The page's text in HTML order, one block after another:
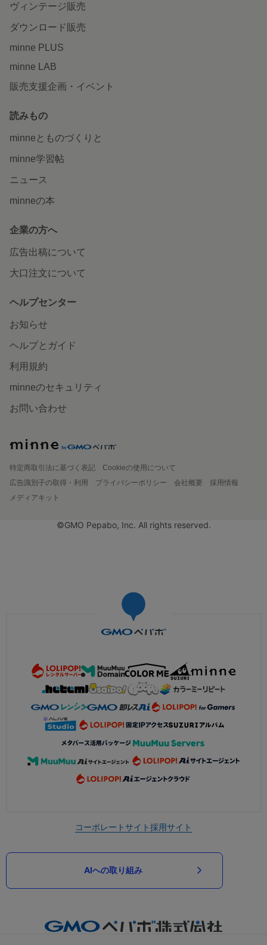
ヴィンテージ販売
ダウンロード販売
minne PLUS
minne LAB
販売支援企画・イベント
読みもの
minneとものづくりと
minne学習帖
ニュース
minneの本
企業の方へ
広告出稿について
大口注文について
ヘルプセンター
お知らせ
ヘルプとガイド
利用規約
minneのセキュリティ
お問い合わせ
特定商取引法に基づく表記
Cookieの使用について
広告識別子の取得・利用
プライバシーポリシー 会社概要
採用情報
メディアキット
©GMO Pepabo, Inc. All rights reserved.
コーポレートサイト採用サイト
AIへの取り組み